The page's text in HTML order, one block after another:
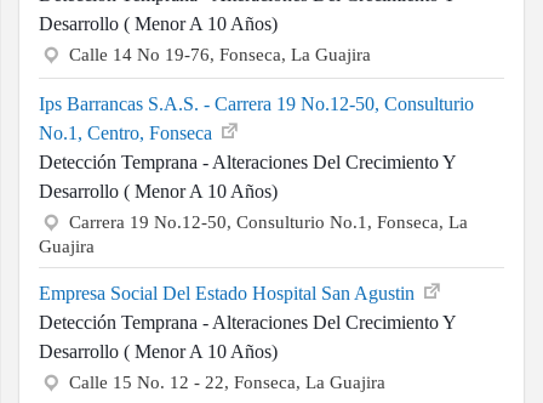
Desarrollo ( Menor A 10 Años)
Calle 14 No 19-76, Fonseca, La Guajira
Ips Barrancas S.A.S. - Carrera 19 No.12-50, Consulturio
No.1, Centro, Fonseca
Detección Temprana - Alteraciones Del Crecimiento Y
Desarrollo ( Menor A 10 Años)
Carrera 19 No.12-50, Consulturio No.1, Fonseca, La
Guajira
Empresa Social Del Estado Hospital San Agustin
Detección Temprana - Alteraciones Del Crecimiento Y
Desarrollo ( Menor A 10 Años)
Calle 15 No. 12 - 22, Fonseca, La Guajira